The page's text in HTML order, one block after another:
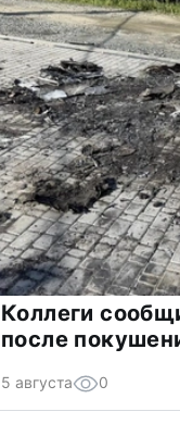
Коллеги
после
5 августа 0